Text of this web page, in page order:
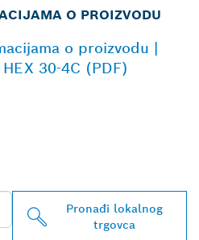
O PROIZVODU
o proizvodu |
30-4C (PDF)
Pronađi lokalnog
trgovca